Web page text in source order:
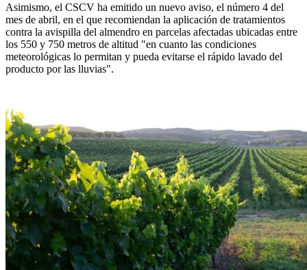
Asimismo, el CSCV ha emitido un nuevo aviso, el número 4 del
mes de abril, en el que recomiendan la aplicación de tratamientos
contra la avispilla del almendro en parcelas afectadas ubicadas entre
los 550 y 750 metros de altitud "en cuanto las condiciones
meteorológicas lo permitan y pueda evitarse el rápido lavado del
producto por las lluvias".